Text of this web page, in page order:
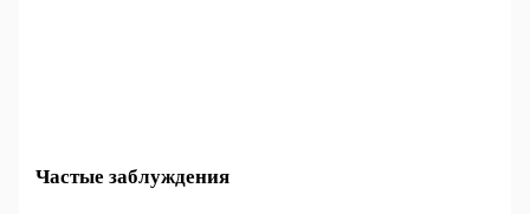
Частые заблуждения